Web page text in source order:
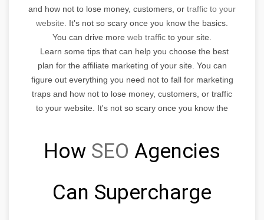
and how not to lose money, customers, or traffic to your
website.
It's not so scary once you know the basics.
You can drive more web traffic to your site.
Learn some tips that can help you choose the best
plan for the affiliate marketing of your site. You can
figure out everything you need not to fall for marketing
traps and how not to lose money, customers, or traffic
to your website. It's not so scary once you know the
How SEO Agencies
Can Supercharge